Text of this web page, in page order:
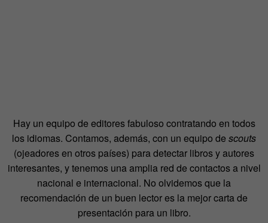
Hay un equipo de editores fabuloso contratando en todos
los idiomas. Contamos, además, con un equipo de scouts
(ojeadores en otros países) para detectar libros y autores
interesantes, y tenemos una amplia red de contactos a nivel
nacional e internacional. No olvidemos que la
recomendación de un buen lector es la mejor carta de
presentación para un libro.